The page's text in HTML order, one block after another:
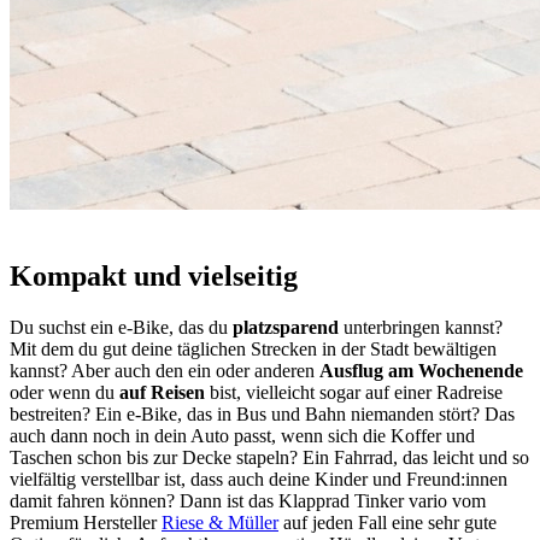
Kompakt und vielseitig
Du suchst ein e-Bike, das du platzsparend unterbringen kannst?
Mit dem du gut deine täglichen Strecken in der Stadt bewältigen
kannst? Aber auch den ein oder anderen Ausflug am Wochenende
oder wenn du auf Reisen bist, vielleicht sogar auf einer Radreise
bestreiten? Ein e-Bike, das in Bus und Bahn niemanden stört? Das
auch dann noch in dein Auto passt, wenn sich die Koffer und
Taschen schon bis zur Decke stapeln? Ein Fahrrad, das leicht und so
vielfältig verstellbar ist, dass auch deine Kinder und Freund:innen
damit fahren können? Dann ist das Klapprad Tinker vario vom
Premium HerstellerRiese & Müllerauf jeden Fall eine sehr gute